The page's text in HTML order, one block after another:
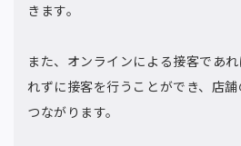
きます。
また、オンラインによる接客であ
れずに接客を行うことができ、店
つながります。